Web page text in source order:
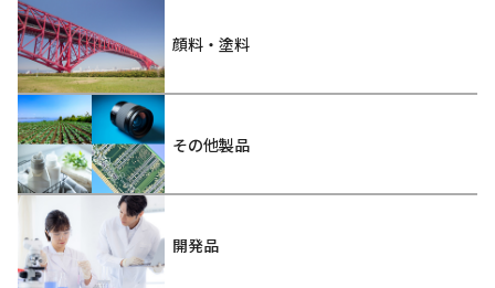
顔料・塗料
その他製品
開発品